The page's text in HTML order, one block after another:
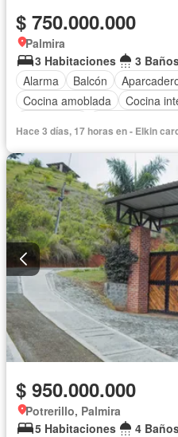
$ 750.000.000
Palmira
3 Habitaciones
3
Alarma
Balcón
Cocina amoblada
Cocina
Tanque de agua
Patio
Acceso para personas con
Barbecue
Caseta de
Ascensor
Sauna
Hace 3 días, 17 horas en - Elkin
$ 950.000.000
Potrerillo, Palmira
5 Habitaciones
4